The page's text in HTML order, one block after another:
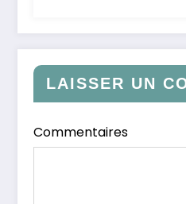
LAISSER UN
Commentaires